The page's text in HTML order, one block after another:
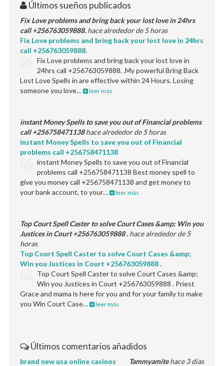
Últimos sueños publicados
Fix Love problems and bring back your lost love in 24hrs
call +256763059888. hace alrededor de 5 horas
Fix Love problems and bring back your lost love in 24hrs
call +256763059888.
Fix Love problems and bring back your lost love in
24hrs call +256763059888. .My powerful Bring Back
Lost Love Spells in are effective within 24 Hours. Losing
someone you love…
leer más
instant Money Spells to save you out of Financial problems
call +256758471138hace alrededor de 5 horas
instant Money Spells to save you out of Financial
problems call +256758471138
instant Money Spells to save you out of Financial
problems call +256758471138 Best money spell to
give you money call +256758471138 and get money to
your bank account, to your…
leer más
Top Court Spell Caster to solve Court Cases &amp; Win you
Justices in Court +256763059888 . hace alrededor de 5
horas
Top Court Spell Caster to solve Court Cases &amp;
Win you Justices in Court +256763059888 .
Top Court Spell Caster to solve Court Cases &amp;
Win you Justices in Court +256763059888 . Priest
Grace and mama is here for you and for your family to make
you Win Court Case…
leer más
Últimos comentarios añadidos
Tammyamitehace 3 días
brand new usa online casinos